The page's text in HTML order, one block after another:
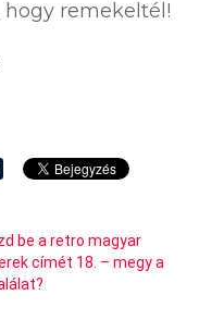
hogy remekeltél!
be a retro magyar
címét 18. – megy a